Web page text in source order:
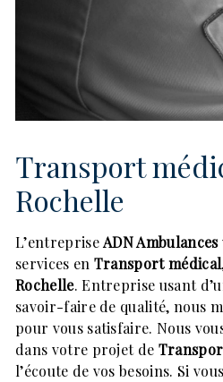
Transport
Rochelle
L’entrepriseADN Ambulances
services en Transport médical
Rochelle. Entreprise usant
savoir-faire de qualité, nous
pour vous satisfaire. Nous
dans votre projet de
l’écoute de vos besoins. Si